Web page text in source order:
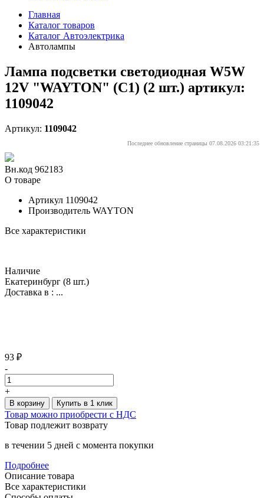
Главная
Каталог товаров
Каталог Автоэлектрика
Автолампы
Лампа подсветки светодиодная W5W
12V "WAYTON" (C1) (2 шт.) артикул:
1109042
Артикул: 1109042
Последнее обновление страницы 07.08.2026 03:21:35
Вн.код 962183
О товаре
Артикул 1109042
Производитель WAYTON
Все характеристики
Наличие
Екатеринбург (8 шт.)
Доставка в : ...
93 ₽
-
+
В корзину Купить в 1 клик
Товар можно приобрести с НДС
Товар подлежит возврату
в течении 5 дней с момента покупки
Подробнее
Описание товара
Все характеристики